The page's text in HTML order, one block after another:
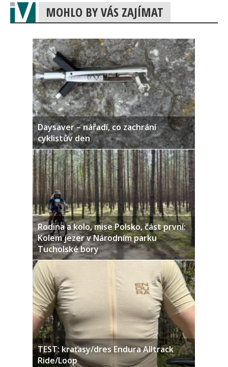
MOHLO BY VÁS ZAJÍMAT
Daysaver – nářadí, co zachrání
cyklistův den
Rodina a kolo, mise Polsko, část první:
Kolem jezer v Národním parku
Tucholské bory
TEST: kraťasy/dres Endura Alltrack
Ride/Loop